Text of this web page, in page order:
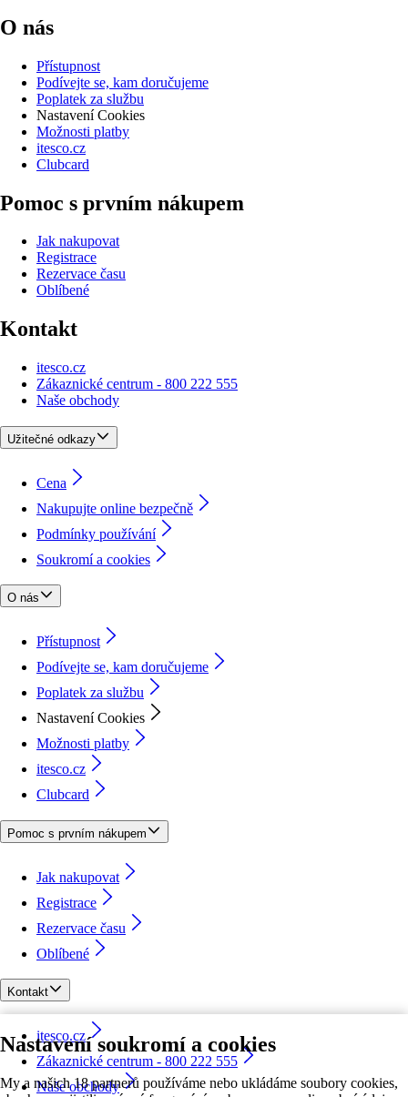
Nastavení soukromí a cookies
My a našich 18 partnerů používáme nebo ukládáme soubory cookies,
O nás
Přístupnost
Podívejte se, kam doručujeme
Poplatek za službu
Nastavení Cookies
Možnosti platby
itesco.cz
Clubcard
Pomoc s prvním nákupem
Jak nakupovat
Registrace
Rezervace času
Oblíbené
Kontakt
itesco.cz
Zákaznické centrum - 800 222 555
Naše obchody
Užitečné odkazy
Cena
Nakupujte online bezpečně
Podmínky používání
Soukromí a cookies
O nás
Přístupnost
Podívejte se, kam doručujeme
Poplatek za službu
Nastavení Cookies
Možnosti platby
itesco.cz
Clubcard
Pomoc s prvním nákupem
Jak nakupovat
Registrace
Rezervace času
Oblíbené
Kontakt
itesco.cz
Zákaznické centrum - 800 222 555
Naše obchody